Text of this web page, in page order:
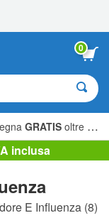
0
GRATIS oltre 60,00 € »
inclusa
E Influenza(8)